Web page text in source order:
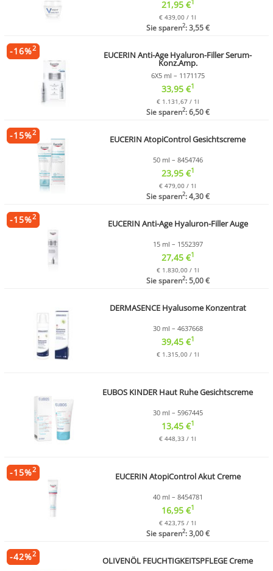
21,95 €1
€ 439,00 / 1l
Sie sparen2: 3,55 €
EUCERIN Anti-Age Hyaluron-Filler Serum-
Konz.Amp.
6X5 ml – 1171175
33,95 €1
€ 1.131,67 / 1l
Sie sparen2: 6,50 €
-16%2
EUCERIN AtopiControl Gesichtscreme
50 ml – 8454746
23,95 €1
€ 479,00 / 1l
Sie sparen2: 4,30 €
-15%2
EUCERIN Anti-Age Hyaluron-Filler Auge
15 ml – 1552397
27,45 €1
€ 1.830,00 / 1l
Sie sparen2: 5,00 €
-15%2
DERMASENCE Hyalusome Konzentrat
30 ml – 4637668
39,45 €1
€ 1.315,00 / 1l
EUBOS KINDER Haut Ruhe Gesichtscreme
30 ml – 5967445
13,45 €1
€ 448,33 / 1l
EUCERIN AtopiControl Akut Creme
40 ml – 8454781
16,95 €1
€ 423,75 / 1l
Sie sparen2: 3,00 €
-15%2
OLIVENÖL FEUCHTIGKEITSPFLEGE Creme
-42%2